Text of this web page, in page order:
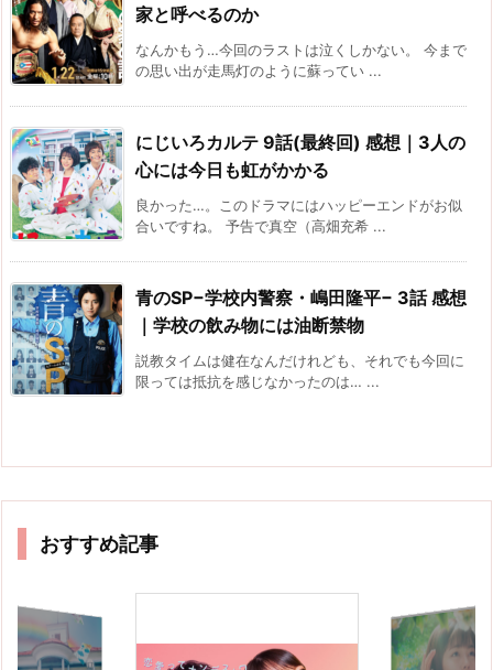
家と呼べるのか
なんかもう…今回のラストは泣くしかない。 今まで
の思い出が走馬灯のように蘇ってい ...
にじいろカルテ 9話(最終回) 感想｜3人の
心には今日も虹がかかる
良かった…。このドラマにはハッピーエンドがお似
合いですね。 予告で真空（高畑充希 ...
青のSP−学校内警察・嶋田隆平− 3話 感想
｜学校の飲み物には油断禁物
説教タイムは健在なんだけれども、それでも今回に
限っては抵抗を感じなかったのは… ...
おすすめ記事